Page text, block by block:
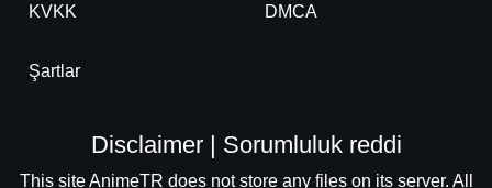
KVKK DMCA
Şartlar
Disclaimer | Sorumluluk reddi
This site AnimeTR does not store any files on its server. All